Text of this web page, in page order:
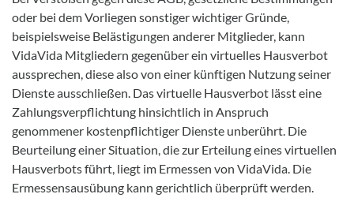
oder bei dem Vorliegen sonstiger wichtiger Gründe,
beispielsweise Belästigungen anderer Mitglieder, kann
VidaVida Mitgliedern gegenüber ein virtuelles Hausverbot
aussprechen, diese also von einer künftigen Nutzung seiner
Dienste ausschließen. Das virtuelle Hausverbot lässt eine
Zahlungsverpflichtung hinsichtlich in Anspruch
genommener kostenpflichtiger Dienste unberührt. Die
Beurteilung einer Situation, die zur Erteilung eines virtuellen
Hausverbots führt, liegt im Ermessen von VidaVida. Die
Ermessensausübung kann gerichtlich überprüft werden.